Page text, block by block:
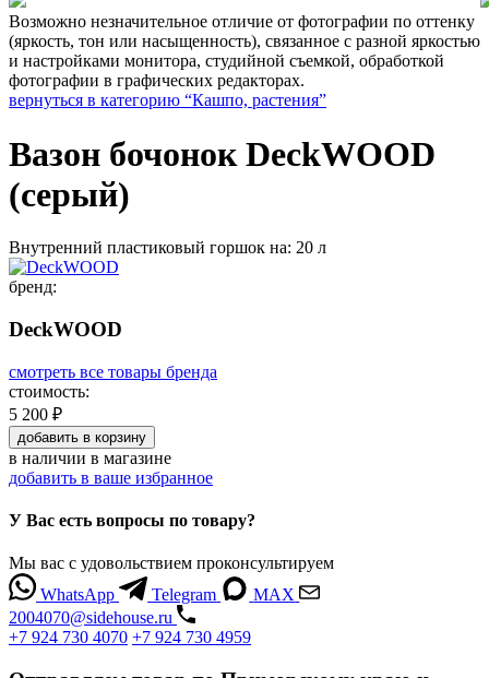
Возможно незначительное отличие от фотографии по оттенку
(яркость, тон или насыщенность), связанное с разной яркостью
и настройками монитора, студийной съемкой, обработкой
фотографии в графических редакторах.
вернуться в категорию “Кашпо, растения”
Вазон бочонок DeckWOOD
(серый)
Внутренний пластиковый горшок на: 20 л
бренд:
DeckWOOD
смотреть все товары бренда
стоимость:
5 200 ₽
добавить в корзину
в наличии в магазине
добавить в ваше избранное
У Вас есть вопросы по товару?
Мы вас с удовольствием проконсультируем
WhatsApp
Telegram
MAX
2004070@sidehouse.ru
+7 924 730 4070 +7 924 730 4959